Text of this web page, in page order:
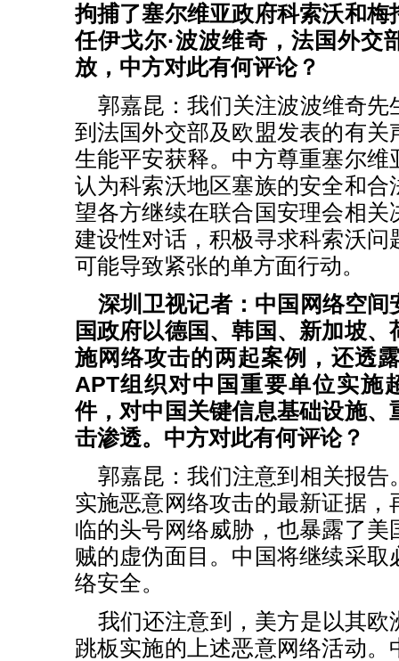
拘捕了塞尔维亚政府科索沃和梅
任伊戈尔·波波维奇，法国外交
放，中方对此有何评论？
郭嘉昆：我们关注波波维奇
到法国外交部及欧盟发表的有
生能平安获释。中方尊重塞尔维
认为科索沃地区塞族的安全和合
望各方继续在联合国安理会相关
建设性对话，积极寻求科索沃
可能导致紧张的单方面行动。
深圳卫视记者：中国网络空
国政府以德国、韩国、新加坡
施网络攻击的两起案例，还透
APT组织对中国重要单位实施
件，对中国关键信息基础设施、
击渗透。中方对此有何评论？
郭嘉昆：我们注意到相关报
实施恶意网络攻击的最新证据
临的头号网络威胁，也暴露了
贼的虚伪面目。中国将继续采
络安全。
我们还注意到，美方是以其
跳板实施的上述恶意网络活动